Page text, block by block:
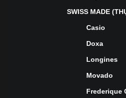
SWISS MADE
Casio
Doxa
Longines
Movado
Frederique